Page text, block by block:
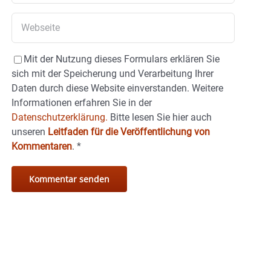
Mit der Nutzung dieses Formulars erklären Sie
sich mit der Speicherung und Verarbeitung Ihrer
Daten durch diese Website einverstanden. Weitere
Informationen erfahren Sie in der
Datenschutzerklärung. Bitte lesen Sie hier auch
unseren Leitfaden für die Veröffentlichung von
Kommentaren. *